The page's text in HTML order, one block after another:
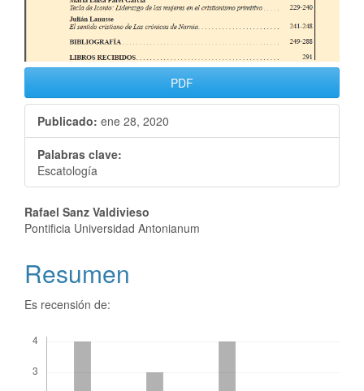
PDF
Publicado: ene 28, 2020
Palabras clave:
Escatología
Rafael Sanz Valdivieso
Pontificia Universidad Antonianum
Resumen
Es recensión de: